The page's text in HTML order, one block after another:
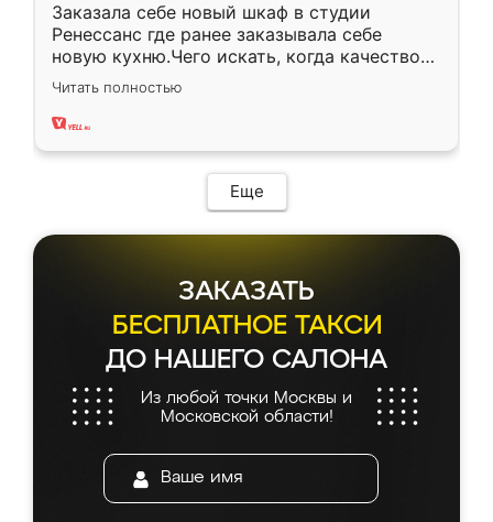
Заказала себе новый шкаф в студии
Ренессанс где ранее заказывала себе
новую кухню.Чего искать, когда качеством
вполне довольна. Служит кухня уже почти
два года, нареканий нет.
Читать полностью
Еще
ЗАКАЗАТЬ
БЕСПЛАТНОЕ ТАКСИ
ДО НАШЕГО САЛОНА
Из любой точки Москвы и
Московской области!